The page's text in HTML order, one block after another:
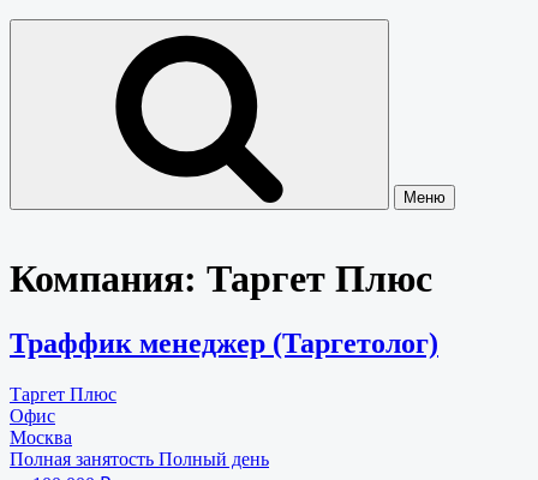
Меню
Компания: Таргет Плюс
Траффик менеджер (Таргетолог)
Таргет Плюс
Офис
Москва
Полная занятость Полный день